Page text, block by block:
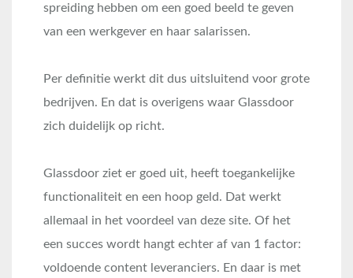
spreiding hebben om een goed beeld te geven
van een werkgever en haar salarissen.
Per definitie werkt dit dus uitsluitend voor grote
bedrijven. En dat is overigens waar Glassdoor
zich duidelijk op richt.
Glassdoor ziet er goed uit, heeft toegankelijke
functionaliteit en een hoop geld. Dat werkt
allemaal in het voordeel van deze site. Of het
een succes wordt hangt echter af van 1 factor:
voldoende content leveranciers. En daar is met